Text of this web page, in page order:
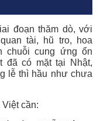
đoạn thăm dò, với
tài, hũ tro, hoa
chuỗi cung ứng ổn
đã có mặt tại Nhật,
lễ thì hầu như chưa
cần: